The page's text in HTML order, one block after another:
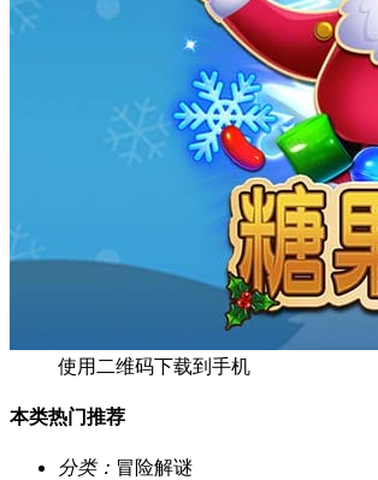
使用二维码下载到手机
本类热门推荐
分类： 冒险解谜